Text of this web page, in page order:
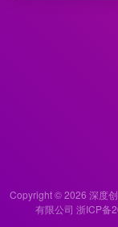
Copyright © 2026 深度
有限公司 浙ICP备